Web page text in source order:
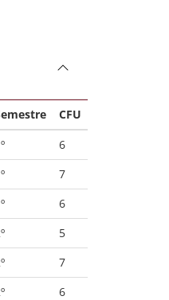
CFU
6
7
6
5
7
6